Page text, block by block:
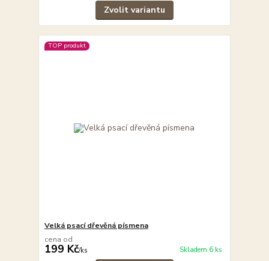
Zvolit variantu
TOP produkt
Velká psací dřevěná písmena
cena od
199 Kč/ks Skladem 6 ks